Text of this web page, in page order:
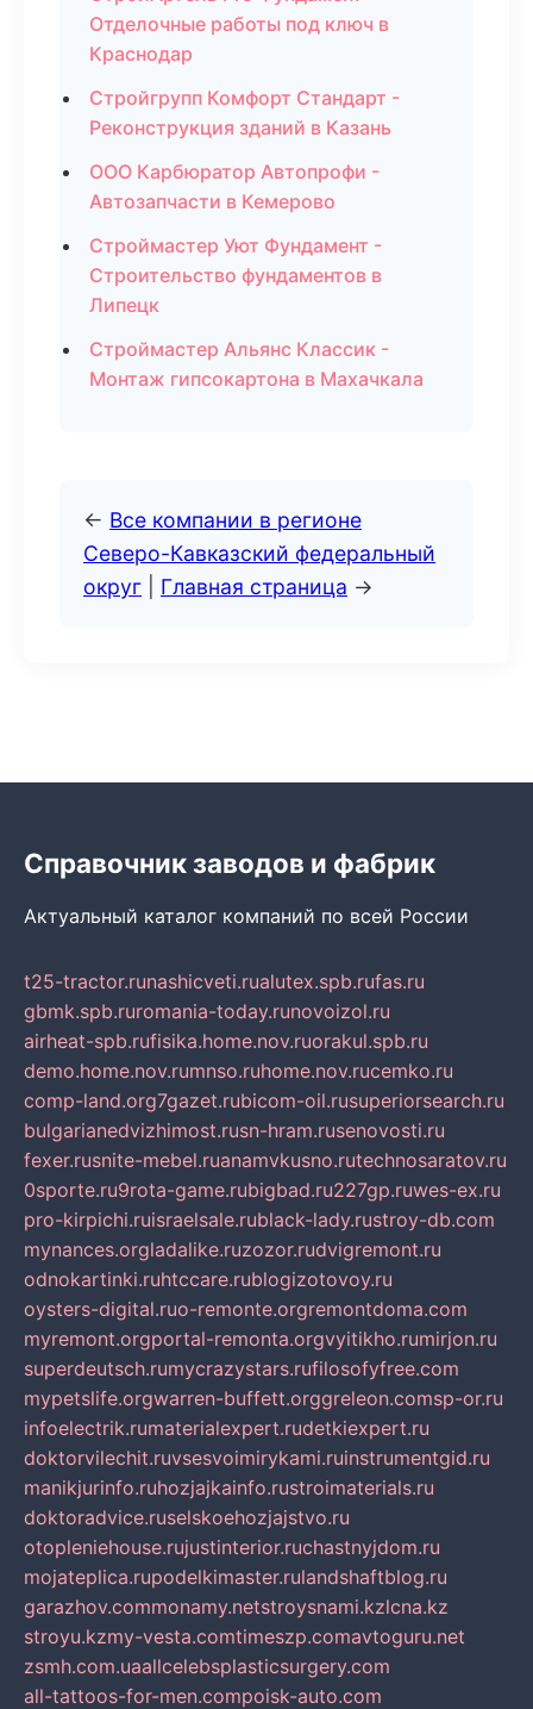
Отделочные работы под ключ в
Краснодар
Стройгрупп Комфорт Стандарт -
Реконструкция зданий в Казань
ООО Карбюратор Автопрофи -
Автозапчасти в Кемерово
Строймастер Уют Фундамент -
Строительство фундаментов в
Липецк
Строймастер Альянс Классик -
Монтаж гипсокартона в Махачкала
← Все компании в регионе
Северо-Кавказский федеральный
округ
Главная страница →
Справочник заводов и фабрик
Актуальный каталог компаний по всей России
t25-tractor.runashicveti.rualutex.spb.rufas.ru
gbmk.spb.ruromania-today.runovoizol.ru
airheat-spb.rufisika.home.nov.ruorakul.spb.ru
demo.home.nov.rumnso.ruhome.nov.rucemko.ru
comp-land.org7gazet.rubicom-oil.rusuperiorsearch.ru
bulgarianedvizhimost.rusn-hram.rusenovosti.ru
fexer.rusnite-mebel.ruanamvkusno.rutechnosaratov.ru
0sporte.ru9rota-game.rubigbad.ru227gp.ruwes-ex.ru
pro-kirpichi.ruisraelsale.rublack-lady.rustroy-db.com
mynances.orgladalike.ruzozor.rudvigremont.ru
odnokartinki.ruhtccare.rublogizotovoy.ru
oysters-digital.ruo-remonte.orgremontdoma.com
myremont.orgportal-remonta.orgvyitikho.rumirjon.ru
superdeutsch.rumycrazystars.rufilosofyfree.com
mypetslife.orgwarren-buffett.orggreleon.comsp-or.ru
infoelectrik.rumaterialexpert.rudetkiexpert.ru
doktorvilechit.ruvsesvoimirykami.ruinstrumentgid.ru
manikjurinfo.ruhozjajkainfo.rustroimaterials.ru
doktoradvice.ruselskoehozjajstvo.ru
otopleniehouse.rujustinterior.ruchastnyjdom.ru
mojateplica.rupodelkimaster.rulandshaftblog.ru
garazhov.commonamy.netstroysnami.kzlcna.kz
stroyu.kzmy-vesta.comtimeszp.comavtoguru.net
zsmh.com.uaallcelebsplasticsurgery.com
all-tattoos-for-men.compoisk-auto.com